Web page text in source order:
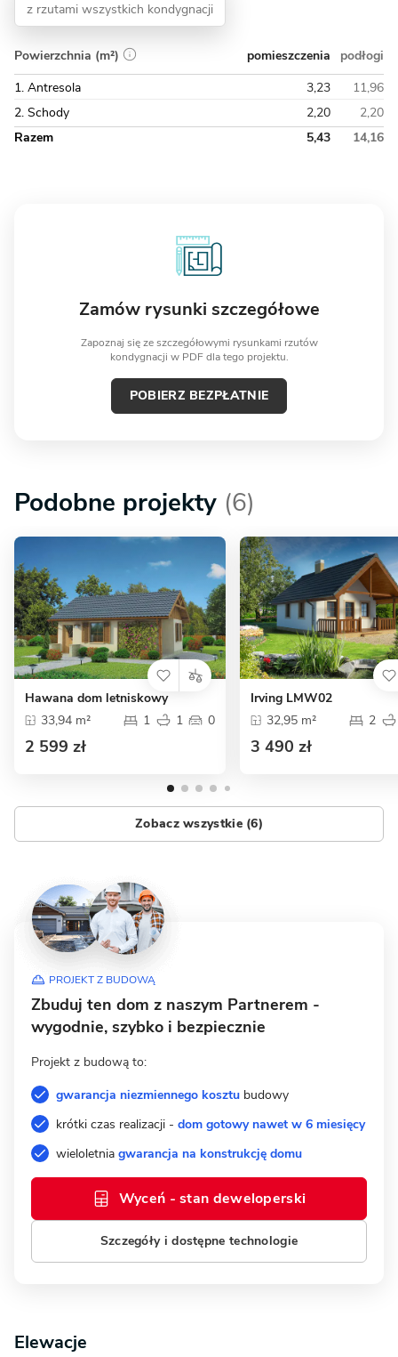
z rzutami wszystkich kondygnacji
Powierzchnia (m²) pomieszczenia
podłogi
1. Antresola
3,23
11,96
2. Schody
2,20
2,20
Razem
5,43 14,16
Zamów rysunki szczegółowe
Zapoznaj się ze szczegółowymi rysunkami rzutów
kondygnacji w PDF dla tego projektu.
POBIERZ BEZPŁATNIE
Podobne projekty (6)
Hawana dom letniskowy
33,94 m²
1 1 0
2 599 zł
Irving LMW02
32,95 m²
2
3 490 zł
Zobacz wszystkie (6)
PROJEKT Z BUDOWĄ
Zbuduj ten dom z naszym Partnerem -
wygodnie, szybko i bezpiecznie
Projekt z budową to:
gwarancja niezmiennego kosztu budowy
krótki czas realizacji - dom gotowy nawet w 6 miesięcy
wieloletnia gwarancja na konstrukcję domu
Szczegóły i dostępne technologie
Wyceń - stan deweloperski
Elewacje